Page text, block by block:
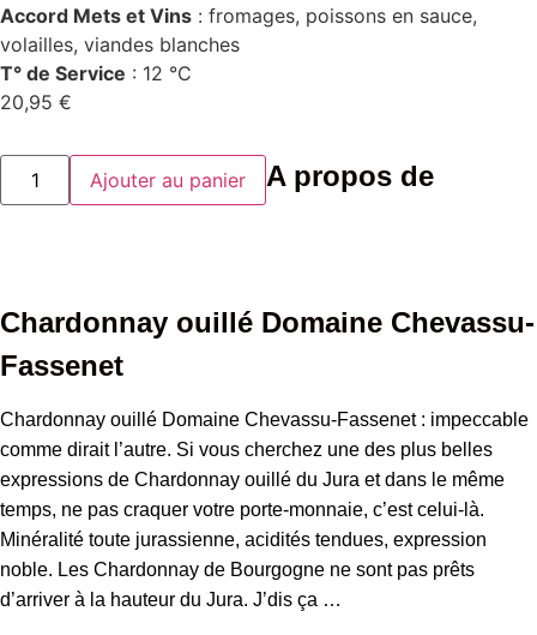
Accord Mets et Vins : fromages, poissons en sauce,
volailles, viandes blanches
T° de Service : 12 °C
20,95 €
quantité
Chardonnay
Ajouter au panier A propos de
Chardonnay ouillé Domaine Chevassu-
Fassenet
Chardonnay ouillé Domaine Chevassu-Fassenet : impeccable
comme dirait l’autre. Si vous cherchez une des plus belles
expressions de Chardonnay ouillé du Jura et dans le même
temps, ne pas craquer votre porte-monnaie, c’est celui-là.
Minéralité toute jurassienne, acidités tendues, expression
noble. Les Chardonnay de Bourgogne ne sont pas prêts
d’arriver à la hauteur du Jura. J’dis ça …